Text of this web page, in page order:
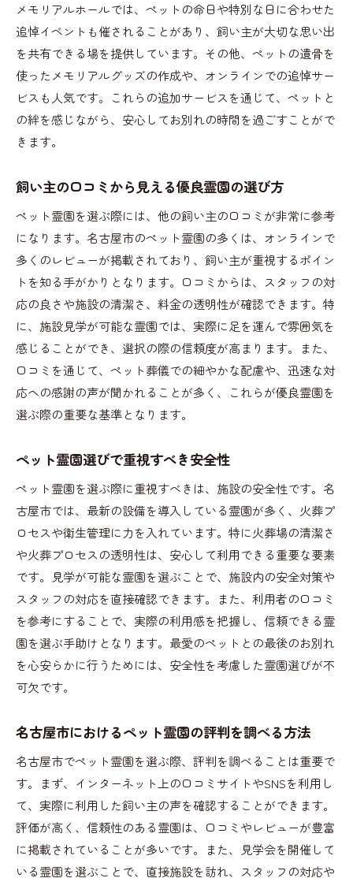
メモリアルホールでは、ペットの命日や特別な日に合わせた
追悼イベントも催されることがあり、飼い主が大切な思い出
を共有できる場を提供しています。その他、ペットの遺骨を
使ったメモリアルグッズの作成や、オンラインでの追悼サー
ビスも人気です。これらの追加サービスを通じて、ペットと
の絆を感じながら、安心してお別れの時間を過ごすことがで
きます。
飼い主の口コミから見える優良霊園の選び方
ペット霊園を選ぶ際には、他の飼い主の口コミが非常に参考
になります。名古屋市のペット霊園の多くは、オンラインで
多くのレビューが掲載されており、飼い主が重視するポイン
トを知る手がかりとなります。口コミからは、スタッフの対
応の良さや施設の清潔さ、料金の透明性が確認できます。特
に、施設見学が可能な霊園では、実際に足を運んで雰囲気を
感じることができ、選択の際の信頼度が高まります。また、
口コミを通じて、ペット葬儀での細やかな配慮や、迅速な対
応への感謝の声が聞かれることが多く、これらが優良霊園を
選ぶ際の重要な基準となります。
ペット霊園選びで重視すべき安全性
ペット霊園を選ぶ際に重視すべきは、施設の安全性です。名
古屋市では、最新の設備を導入している霊園が多く、火葬プ
ロセスや衛生管理に力を入れています。特に火葬場の清潔さ
や火葬プロセスの透明性は、安心して利用できる重要な要素
です。見学が可能な霊園を選ぶことで、施設内の安全対策や
スタッフの対応を直接確認できます。また、利用者の口コミ
を参考にすることで、実際の利用感を把握し、信頼できる霊
園を選ぶ手助けとなります。最愛のペットとの最後のお別れ
を心安らかに行うためには、安全性を考慮した霊園選びが不
可欠です。
名古屋市におけるペット霊園の評判を調べる方法
名古屋市でペット霊園を選ぶ際、評判を調べることは重要で
す。まず、インターネット上の口コミサイトやSNSを利用し
て、実際に利用した飼い主の声を確認することができます。
評価が高く、信頼性のある霊園は、口コミやレビューが豊富
に掲載されていることが多いです。また、見学会を開催して
いる霊園を選ぶことで、直接施設を訪れ、スタッフの対応や